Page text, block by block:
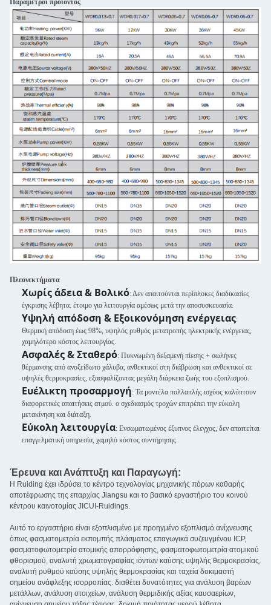
Παράμετροι προϊόντος
Πλεονεκτήματα
Χωρίς άδεια & Βολικό: Δεν απαιτούνται περίπλοκες διαδικασίες
έγκρισης λέβητα. έτοιμο για λειτουργία αμέσως μετά την αποσυσκευασία.
Υψηλή απόδοση & Εξοικονόμηση ενέργειας:
Θερμική απόδοση έως 98%, υψηλός ρυθμός μετατροπής ηλεκτρικής ενέργειας,
χαμηλότερο κόστος λειτουργίας.
Ασφαλές & Σταθερό: Πυκνωμένη δεξαμενή πίεσης + σωλήνες
θέρμανσης από ανοξείδωτο χάλυβα, ανθεκτικοί στη διάβρωση και ανθεκτικοί σε
υψηλές θερμοκρασίες, εξασφαλίζοντας μεγάλη διάρκεια ζωής του εξοπλισμού.
Ευέλικτη προσαρμογή: Τα μοντέλα πολλαπλής ισχύος καλύπτουν
διαφορετικές απαιτήσεις ατμού. ο σχεδιασμός τροχών επιτρέπει την εύκολη
μετακίνηση και διάταξη.
Εύκολη λειτουργία: Ενσωματωμένος έξυπνος έλεγχος, δεν απαιτείται
επαγγελματική υπηρεσία, χαμηλό κόστος συντήρησης.
Έρευνα και Ανάπτυξη και Παραγωγή:
Η Ruiding έχει ιδρύσει το κέντρο τεχνολογίας μηχανικής πόρων καθαρής
αποτέφρωσης της επαρχίας Jiangsu και το βασικό εργαστήριο του κοινού
κέντρου καινοτομίας JICUI-Ruidings.
Αυτό το εργαστήριο είναι εξοπλισμένο με προηγμένο εξοπλισμό ανίχνευσης
όπως φασματομετρία εκπομπής πλάσματος επαγωγικά συζευγμένου ICP,
φασματοφωτομετρία ατομικής απορρόφησης, φασματοφωτομετρία ατομικού
φθορισμού, αναλυτή χρωματογραφίας ιόντων καύσης υψηλής θερμοκρασίας,
αναλυτή ρυθμού καύσης υψηλής θερμοκρασίας και ταχεία δοκιμαστή
σημείου ανάφλεξης ισορροπίας. διαθέτει δυνατότητες για ανάλυση βαρέων
μετάλλων, ανάλυση στοιχείων, ανάλυση θερμιδικής αξίας καυσαερίων,